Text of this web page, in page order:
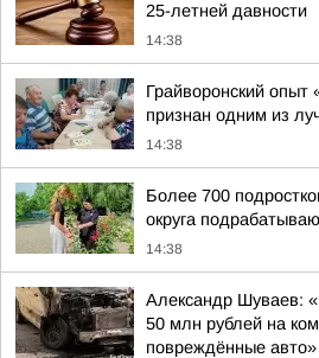
25-летней давности
14:38
Грайворонский опыт
признан одним из
14:38
Более 700
округа
14:38
Александр Шуваев:
50 млн рублей на
повреждённые авто»